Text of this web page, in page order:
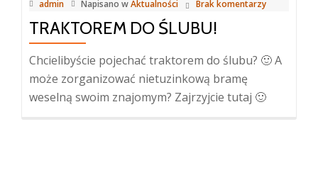
admin Napisano wAktualności Brak komentarzy
TRAKTOREM DO ŚLUBU!
Chcielibyście pojechać traktorem do ślubu? 🙂 A
może zorganizować nietuzinkową bramę
weselną swoim znajomym? Zajrzyjcie tutaj 🙂